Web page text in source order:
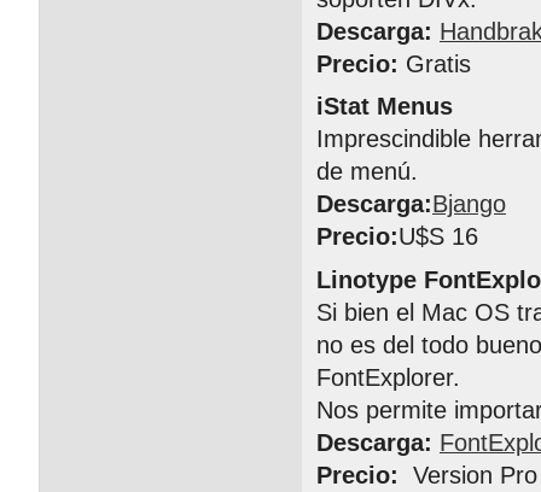
Descarga:
Precio: Gratis
iStat Menus
Imprescindible
de menú.
Descarga:Bjango
Precio:U$S 16
Linotype
Si bien el Mac OS
no es del todo
FontExplorer.
Nos permite
Descarga:
Precio: Version